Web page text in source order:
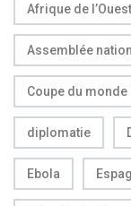
Afrique de l’Ouest
Assemblée
Coupe du monde
diplomatie
Ebola